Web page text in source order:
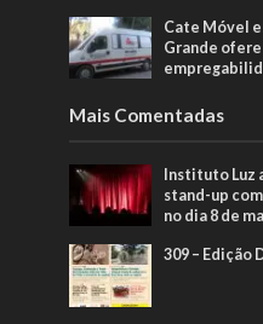
Cate Móvel
Grande
Mais Comentadas
Instituto Luz
stand-up
no dia 8 de
309 – Edição